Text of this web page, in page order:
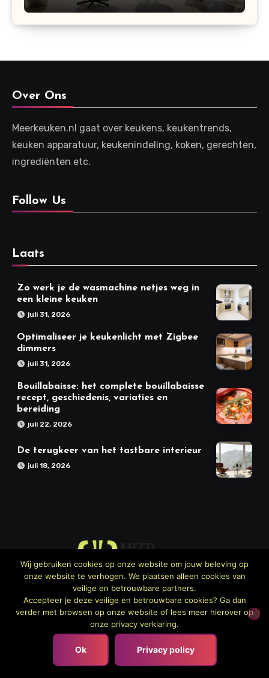
Over Ons
Meerkeuken.nl gaat over keukens, keukentrends,
keuken apparatuur, keukenindeling, koken, gerechten,
ingrediënten etc.
Follow Us
Laats
Zo werk je de wasmachine netjes weg in
een kleine keuken
juli 31, 2026
Optimaliseer je keukenlicht met Zigbee
dimmers
juli 31, 2026
Bouillabaisse: het complete bouillabaisse
recept, geschiedenis, variaties en
bereiding
juli 22, 2026
De terugkeer van het tastbare interieur
juli 18, 2026
Meer Keuken
Copyright © All rights reserved |Blogus
Themeansar.
Wij gebruiken cookies op onze website om jouw beleving op
onze website te verhogen. We plaatsen alleen cookies van
veilige en betrouwbare partners.
Accepteer je deze veilige en betrouwbare cookies? Ga dan
verder met browsen op onze website of lees meer hierover op
onze privacy verklaring.
Ok Privacy policy